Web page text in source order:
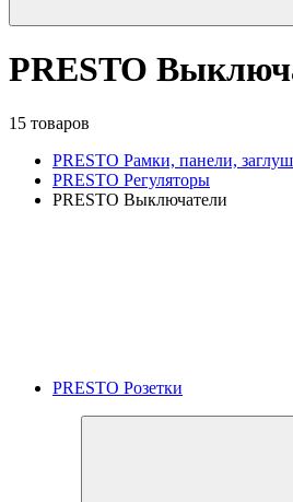
PRESTO
15 товаров
PRESTO Рамки, панели,
PRESTO Регуляторы
PRESTO Выключатели
PRESTO Розетки